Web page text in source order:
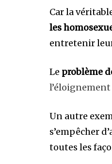
Car la
les
entretenir
Le problème
Un autre
s’empêcher
toutes les